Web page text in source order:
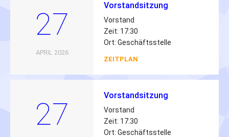
27
APRIL 2026
Vorstandsitzung
Vorstand
Zeit: 17:30
Ort: Geschäftsstelle
ZEITPLAN
27
Vorstandsitzung
Vorstand
Zeit: 17:30
Ort: Geschäftsstelle